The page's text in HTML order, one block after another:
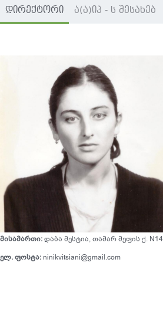
დირექტორი ა(ა)იპ - ს შესახებ
მისამართი:დაბა მესტია, თამარ მეფის ქ. N14
ელ. ფოსტა:ninikvitsiani@gmail.com
რაოდენობა:
ტელეფონი: